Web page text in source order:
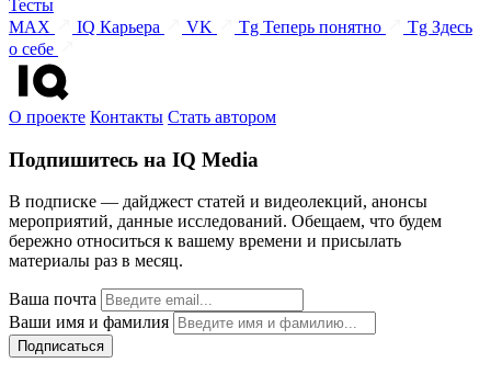
Тесты
MAX
IQ Карьера VK Tg Теперь понятно
Tg Здесь
о себе
О проекте Контакты Стать автором
Подпишитесь на IQ Media
В подписке — дайджест статей и видеолекций, анонсы
мероприятий, данные исследований. Обещаем, что будем
бережно относиться к вашему времени и присылать
материалы раз в месяц.
Ваша почта
Ваши имя и фамилия